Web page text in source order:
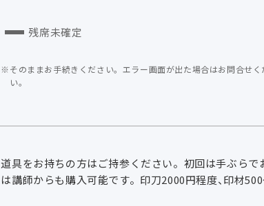
残席未確定
そのままお手続きください。エラー画面が出た場合はお問合せく
い。
道具をお持ちの方はご持参ください。初回は手ぶらで
は講師からも購入可能です。印刀2000円程度、印材500